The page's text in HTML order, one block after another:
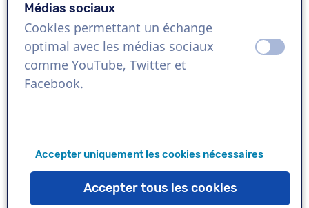
Langue
Anglais (Britannique)
Références
Voix
Jeune, Accessible, Fiable, Amicale,
Corporative
Médias sociaux
Cookies permettant un échange
optimal avec les médias sociaux
comme YouTube, Twitter et
Facebook.
éteint
Accepter uniquement les cookies nécessaires
Accepter tous les cookies